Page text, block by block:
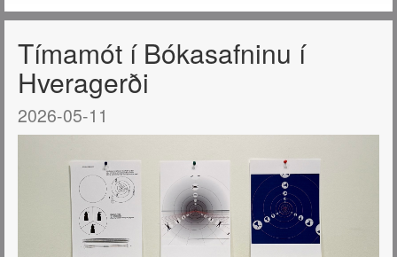
Tímamót í Bókasafninu í
Hveragerði
2026-05-11